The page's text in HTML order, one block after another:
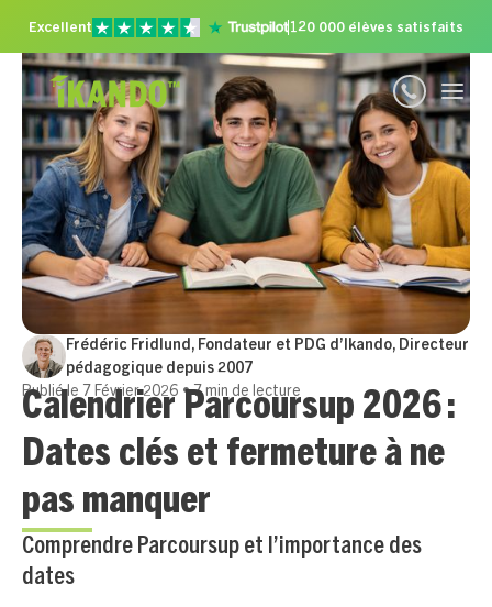
Excellent 120 000 élèves satisfaits
Frédéric Fridlund, Fondateur et PDG d’Ikando, Directeur
pédagogique depuis 2007
Publié le 7 Février 2026 •7min de lecture
Calendrier Parcoursup 2026 :
Dates clés et fermeture à ne
pas manquer
Comprendre Parcoursup et l’importance des
dates